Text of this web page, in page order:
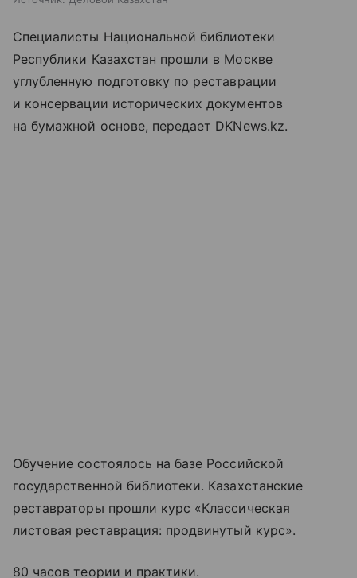
Специалисты Национальной библиотеки
Республики Казахстан прошли в Москве
углубленную подготовку по реставрации
и консервации исторических документов
на бумажной основе, передает DKNews.kz.
Обучение состоялось на базе Российской
государственной библиотеки. Казахстанские
реставраторы прошли курс «Классическая
листовая реставрация: продвинутый курс».
80 часов теории и практики.